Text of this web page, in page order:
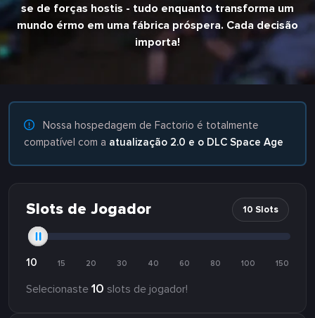
se de forças hostis - tudo enquanto transforma um
mundo érmo em uma fábrica próspera. Cada decisão
importa!
Nossa hospedagem de Factorio é totalmente
compatível com a atualização 2.0 e o DLC Space Age
Slots de Jogador 10 Slots
10 15 20 30 40 60 80 100 150
Selecionaste 10 slots de jogador!